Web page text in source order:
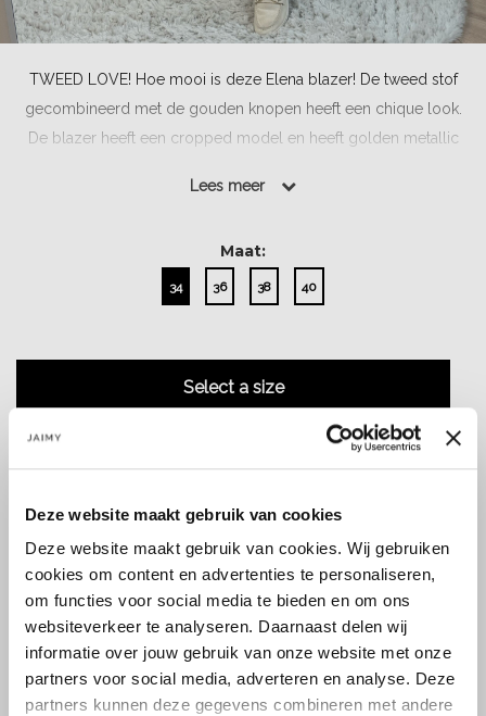
Deze website maakt gebruik van cookies
Deze website maakt gebruik van cookies. Wij gebruiken
cookies om content en advertenties te personaliseren,
om functies voor social media te bieden en om ons
websiteverkeer te analyseren. Daarnaast delen wij
informatie over jouw gebruik van onze website met onze
partners voor social media, adverteren en analyse. Deze
partners kunnen deze gegevens combineren met andere
TWEED LOVE! Hoe mooi is deze Elena blazer! De tweed stof
gecombineerd met de gouden knopen heeft een chique look.
De blazer heeft een cropped model en heeft golden metallic
Lees meer
Lees meer
Maat:
34 36 38 40
Select a size
Size guide Verzenden & retourneren
Koop veilig en vertrouwd